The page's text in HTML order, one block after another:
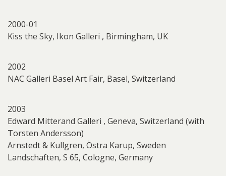
2000-01
Kiss the Sky, Ikon Galleri , Birmingham, UK
2002
NAC Galleri Basel Art Fair, Basel, Switzerland
2003
Edward Mitterand Galleri , Geneva, Switzerland (with
Torsten Andersson)
Arnstedt & Kullgren, Östra Karup, Sweden
Landschaften, S 65, Cologne, Germany